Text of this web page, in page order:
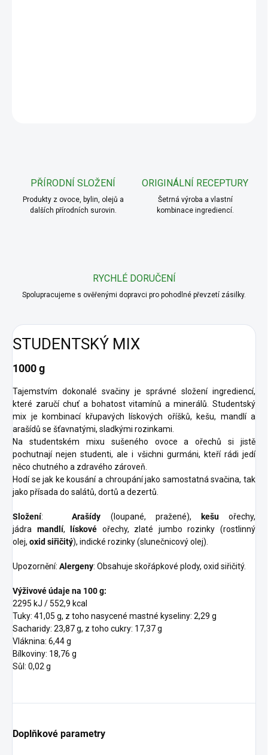
PŘÍRODNÍ SLOŽENÍ
Produkty z ovoce, bylin, olejů a
dalších přírodních surovin.
ORIGINÁLNÍ RECEPTURY
Šetrná výroba a vlastní
kombinace ingrediencí.
RYCHLÉ DORUČENÍ
Spolupracujeme s ověřenými dopravci pro pohodlné převzetí zásilky.
STUDENTSKÝ MIX
1000 g
Tajemstvím dokonalé svačiny je správné složení ingrediencí,
které zaručí chuť a bohatost vitamínů a minerálů. Studentský
mix je kombinací křupavých lískových oříšků, kešu, mandlí a
arašídů se šťavnatými, sladkými rozinkami.
Na studentském mixu sušeného ovoce a ořechů si jistě
pochutnají nejen studenti, ale i všichni gurmáni, kteří rádi jedí
něco chutného a zdravého zároveň.
Hodí se jak ke kousání a chroupání jako samostatná svačina, tak
jako přísada do salátů, dortů a dezertů.
Složení: Arašídy (loupané, pražené), kešu
ořechy,
jádra mandlí, lískové ořechy, zlaté jumbo rozinky (rostlinný
olej, oxid siřičitý), indické rozinky (slunečnicový olej).
Upozornění: Alergeny: Obsahuje skořápkové plody, oxid siřičitý.
Výživové údaje na 100 g:
2295 kJ / 552,9 kcal
Tuky: 41,05 g, z toho nasycené mastné kyseliny: 2,29 g
Sacharidy: 23,87 g, z toho cukry: 17,37 g
Vláknina: 6,44 g
Bílkoviny: 18,76 g
Sůl: 0,02 g
Doplňkové parametry